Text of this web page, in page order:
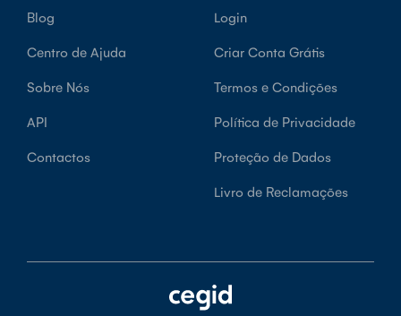
Blog
Centro de Ajuda
Sobre Nós
API
Contactos
Login
Criar Conta Grátis
Termos e Condições
Política de Privacidade
Proteção de Dados
Livro de Reclamações